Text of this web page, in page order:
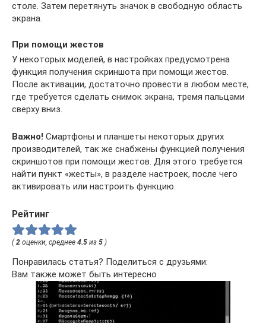
столе. Затем перетянуть значок в свободную область
экрана.
При помощи жестов
У некоторых моделей, в настройках предусмотрена
функция получения скриншота при помощи жестов.
После активации, достаточно провести в любом месте,
где требуется сделать снимок экрана, тремя пальцами
сверху вниз.
Важно! Смартфоны и планшеты некоторых других
производителей, так же снабжены функцией получения
скриншотов при помощи жестов. Для этого требуется
найти пункт «жесты», в разделе настроек, после чего
активировать или настроить функцию.
Рейтинг
( 2 оценки, среднее 4.5 из 5 )
Понравилась статья? Поделиться с друзьями:
Вам также может быть интересно